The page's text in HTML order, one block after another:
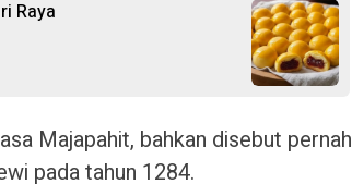
Raya
Majapahit, bahkan disebut pernah
pada tahun 1284.